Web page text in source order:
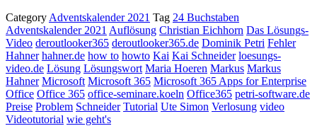
Category Adventskalender 2021 Tag 24 Buchstaben
Adventskalender 2021 Auflösung Christian Eichhorn Das Lösungs-
Video deroutlooker365 deroutlooker365.de Dominik Petri Fehler
Hahner hahner.de how to howto Kai Kai Schneider loesungs-
video.de Lösung Lösungswort Maria Hoeren Markus Markus
Hahner Microsoft Microsoft 365 Microsoft 365 Apps for Enterprise
Office Office 365 office-seminare.koeln Office365 petri-software.de
Preise Problem Schneider Tutorial Ute Simon Verlosung video
Videotutorial wie geht's